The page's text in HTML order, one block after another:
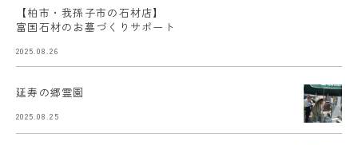
【柏市・我孫子市の石材店】
富国石材のお墓づくりサポート
2025.08.26
延寿の郷霊園
2025.08.25